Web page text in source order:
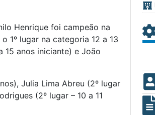
Henrique foi campeão na
1º lugar na categoria 12 a 13
15 anos iniciante) e João
Julia Lima Abreu (2º lugar
(2º lugar – 10 a 11